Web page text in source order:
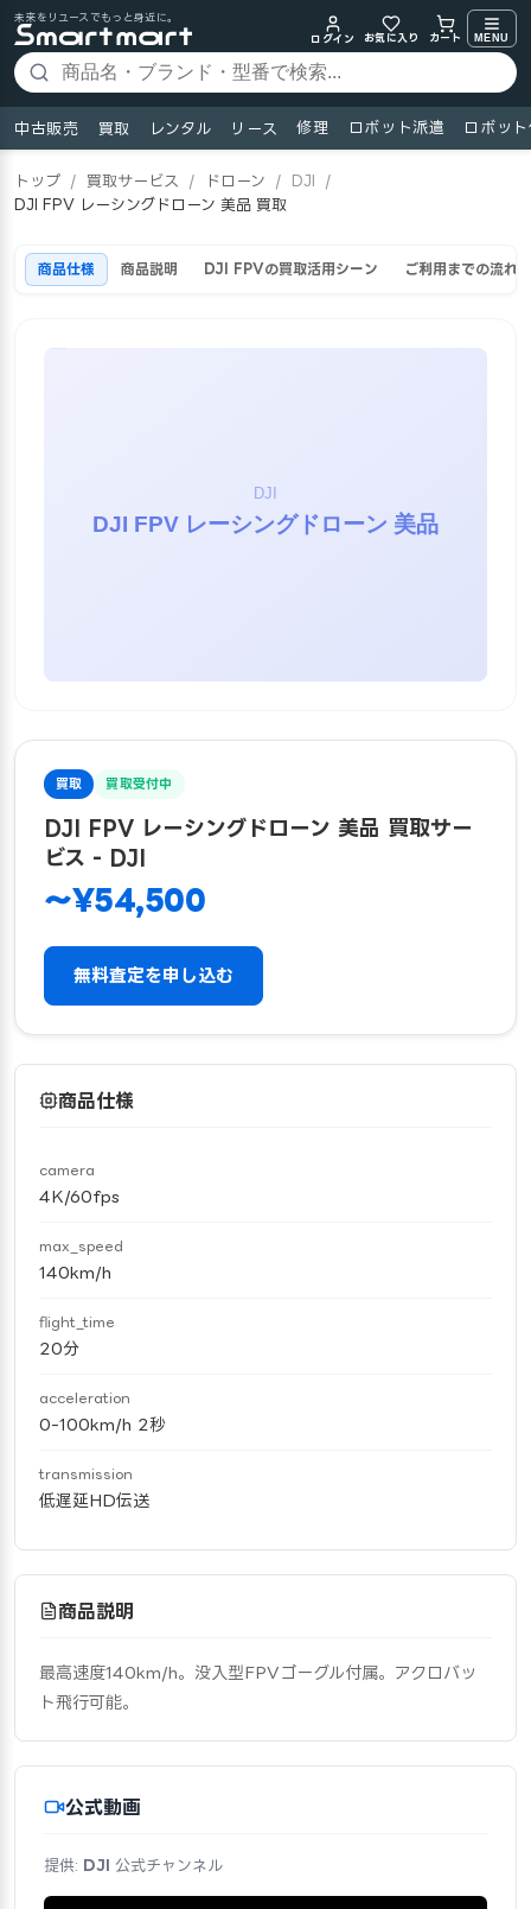
未来をリユースでもっと身近に。
ログイン
お気に入り カート MENU
中古販売 買取 レンタル リース 修理 ロボット派遣 ロボッ
トップ / 買取サービス / ドローン / DJI
/
DJI FPV レーシングドローン 美品 買取
商品仕様 商品説明 DJI FPVの買取活用シーン ご利用までの流れ
買取 買取受付中
DJI FPV レーシングドローン 美品 買取サー
ビス - DJI
〜¥54,500
無料査定を申し込む
商品仕様
camera
4K/60fps
max_speed
140km/h
flight_time
20分
acceleration
0-100km/h 2秒
transmission
低遅延HD伝送
商品説明
最高速度140km/h。没入型FPVゴーグル付属。アクロバッ
ト飛行可能。
公式動画
提供: DJI 公式チャンネル